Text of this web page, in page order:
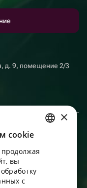
д. 9, помещение 2/3
информационных
ENGLISH
UKRAINIAN
×
сookie
вы
с